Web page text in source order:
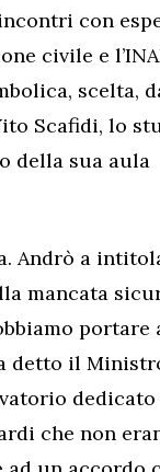
con
civile e
scelta,
Scafidi, lo
della sua aula
Andrò a
mancata
portare
detto il
che non